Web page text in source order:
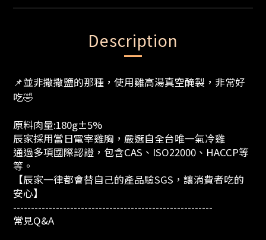
Description
📌並非撒撒鹽的那種，使用雞高湯真空醃製，非常好
吃🤣
原料肉量:180g±5%
辰家採用當日電宰雞胸，嚴選自全台唯一氣冷雞
通過多項國際認證，包含CAS、ISO22000、HACCP等
等。
【辰家一律都會替自己的產品驗SGS，讓消費者吃的
安心】
--------------------------------------------------------
常見Q&A